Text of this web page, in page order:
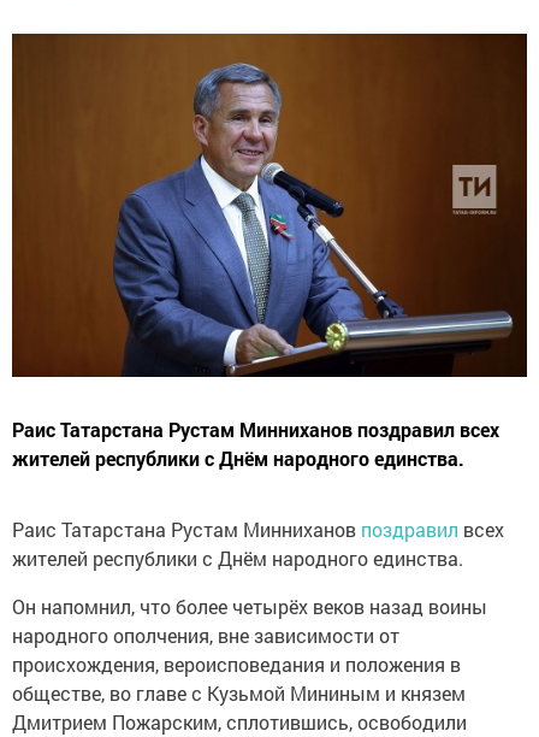
Раис Татарстана Рустам Минниханов поздравил всех
жителей республики с Днём народного единства.
Раис Татарстана Рустам Минниханов поздравил всех
жителей республики с Днём народного единства.
Он напомнил, что более четырёх веков назад воины
народного ополчения, вне зависимости от
происхождения, вероисповедания и положения в
обществе, во главе с Кузьмой Мининым и князем
Дмитрием Пожарским, сплотившись, освободили